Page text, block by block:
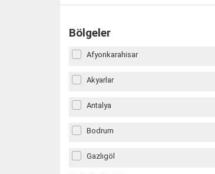
Bölgeler
Afyonkarahisar
Akyarlar
Antalya
Bodrum
Gazlıgöl